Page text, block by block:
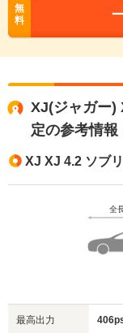
無
料
XJ(ジャガー)
定の参考情報
XJ XJ 4.2 ソブ
全
最高出力